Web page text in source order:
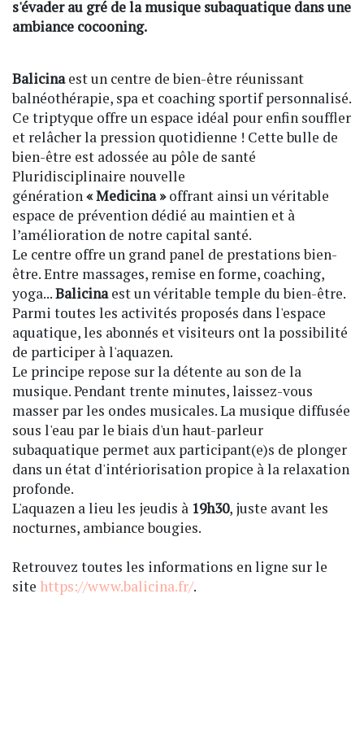
s'évader au gré de la musique subaquatique dans une
ambiance cocooning.
Balicinaest un centre de bien-être réunissant
balnéothérapie, spa et coaching sportif personnalisé.
Ce triptyque offre un espace idéal pour enfin souffler
et relâcher la pression quotidienne ! Cette bulle de
bien-être est adossée au pôle de santé
Pluridisciplinaire nouvelle
génération« Medicina »offrant ainsi un véritable
espace de prévention dédié au maintien et à
l’amélioration de notre capital santé.
Le centre offre un grand panel de prestations bien-
être. Entre massages, remise en forme, coaching,
yoga...Balicinaest un véritable temple du bien-être.
Parmi toutes les activités proposés dans l'espace
aquatique, les abonnés et visiteurs ont la possibilité
de participer à l'aquazen.
Le principe repose sur la détente au son de la
musique. Pendant trente minutes, laissez-vous
masser par les ondes musicales. La musique diffusée
sous l'eau par le biais d'un haut-parleur
subaquatique permet aux participant(e)s de plonger
dans un état d'intériorisation propice à la relaxation
profonde.
L'aquazen a lieu les jeudis à 19h30, juste avant les
nocturnes, ambiance bougies.
Retrouvez toutes les informations en ligne sur le
site https://www.balicina.fr/.